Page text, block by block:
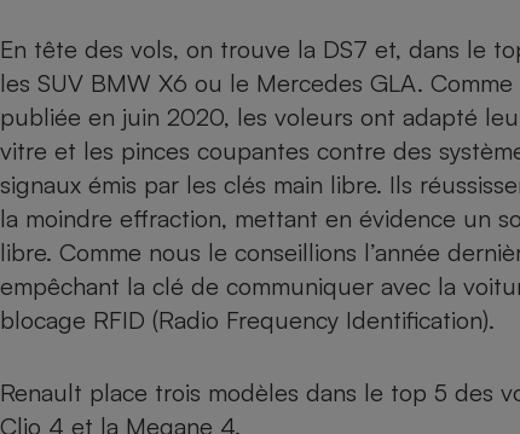
En tête des vols, on trouve la DS7 et, dans le
les SUV BMW X6 ou le Mercedes GLA.
publiée en juin 2020, les voleurs ont adapté
vitre et les pinces coupantes contre des
signaux émis par les clés main libre. Ils
la moindre effraction, mettant en évidence un
libre. Comme nous le conseillions l’année
empêchant la clé de communiquer avec la
blocage RFID (Radio Frequency Identification).
Renault place trois modèles dans le top 5 des
Clio 4 et la Megane 4.
induction
Climatiseur -
Ventilateur
Antivirus
Climatiseur -
Ventilateur